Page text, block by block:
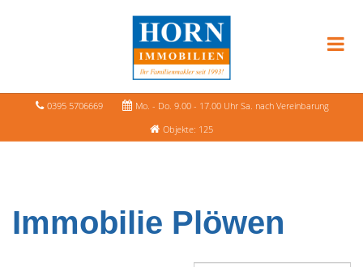
0395 5706669
Mo. - Do. 9.00 - 17.00 Uhr Sa. nach Vereinbarung
Objekte: 125
Immobilie Plöwen